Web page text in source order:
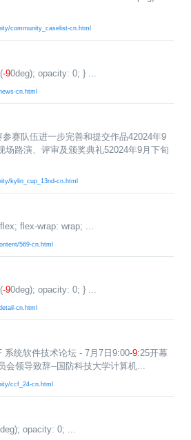
community_caselist-cn.html
-90deg); opacity: 0; } ...
cn.html
赛队伍进一步完善和提交作品42024年9
场路演、评审及颁奖典礼52024年9月下旬
kylin_cup_13nd-cn.html
flex-wrap: wrap; ...
569-cn.html
-90deg); opacity: 0; } ...
cn.html
系统软件技术论坛 - 7月7日9:00-9:25开幕
会领导致辞--国防科技大学计算机...
ccf_24-cn.html
opacity: 0; ...